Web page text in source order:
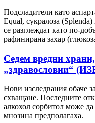
Подсладители като
Equal, сукралоза
се разглеждат като по-
рафинирана захар
Седем вредни
„здравословни“
Нови изследвания обаче
схващане. Последните
алкохол сорбитол може
мнозина предполагаха.